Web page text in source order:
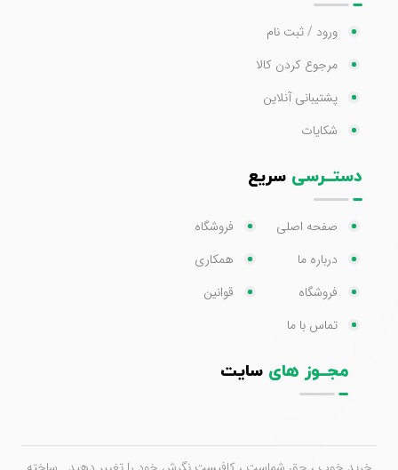
ورود / ثبت نام
مرجوع کردن کالا
پشتیبانی آنلاین
شکایات
دستــرسی سریع
صفحه اصلی
درباره ما
فروشگاه
تماس با ما
فروشگاه
همکاری
قوانین
مجــوز های سایت